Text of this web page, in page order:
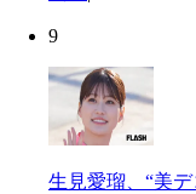
9
生見愛瑠、“美